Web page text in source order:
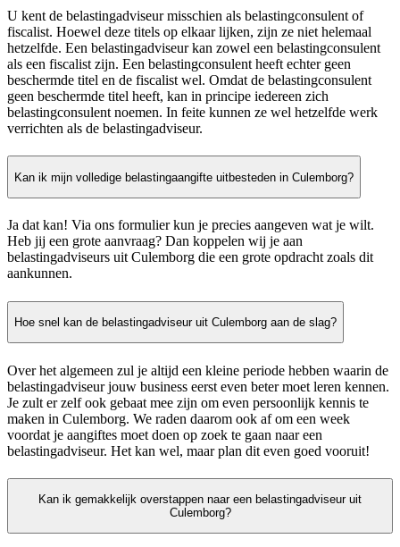
U kent de belastingadviseur misschien als belastingconsulent of
fiscalist. Hoewel deze titels op elkaar lijken, zijn ze niet helemaal
hetzelfde. Een belastingadviseur kan zowel een belastingconsulent
als een fiscalist zijn. Een belastingconsulent heeft echter geen
beschermde titel en de fiscalist wel. Omdat de belastingconsulent
geen beschermde titel heeft, kan in principe iedereen zich
belastingconsulent noemen. In feite kunnen ze wel hetzelfde werk
verrichten als de belastingadviseur.
Kan ik mijn volledige belastingaangifte uitbesteden in Culemborg?
Ja dat kan! Via ons formulier kun je precies aangeven wat je wilt.
Heb jij een grote aanvraag? Dan koppelen wij je aan
belastingadviseurs uit Culemborg die een grote opdracht zoals dit
aankunnen.
Hoe snel kan de belastingadviseur uit Culemborg aan de slag?
Over het algemeen zul je altijd een kleine periode hebben waarin de
belastingadviseur jouw business eerst even beter moet leren kennen.
Je zult er zelf ook gebaat mee zijn om even persoonlijk kennis te
maken in Culemborg. We raden daarom ook af om een week
voordat je aangiftes moet doen op zoek te gaan naar een
belastingadviseur. Het kan wel, maar plan dit even goed vooruit!
Kan ik gemakkelijk overstappen naar een belastingadviseur uit
Culemborg?